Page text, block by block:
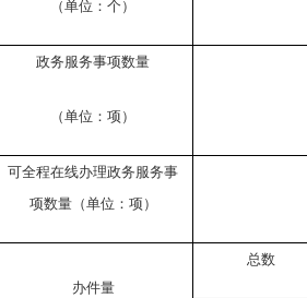
（单位：个）
政务服务事项数量
（单位：项）
可全程在线办理政务服务事
项数量（单位：项）
办件量
总数